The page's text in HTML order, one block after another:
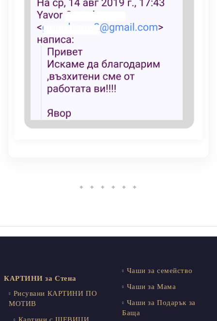
✦ ✦ ✦ ✦ ✦ ✦
КАРТИНИ за Стена
Рисувани КАРТИНИ ПО
МОТИВ
Чаши за семейство
Чаши за Мама
Чаши за Подарък за
Баща